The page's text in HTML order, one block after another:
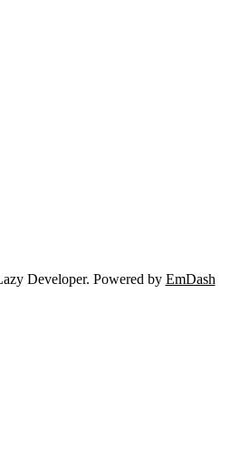
Developer. Powered by EmDash